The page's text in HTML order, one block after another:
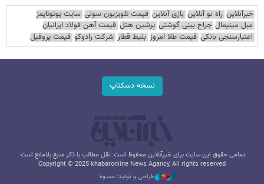
خبرآنلاین راه نو آنلاین بازی آنلاین قیمت تلویزیون سونی سایت یوتوتایمز
مبل مینیمال جراح بینی گوشتی پرشین هتل قیمت آهن فولاد ایرانیان
اعتبارسنجی بانکی قیمت طلا امروز بلیط قطار شرکت رادوکو قیمت پروفیل
نسخه دسکتاپ
تمامی حقوق این سایت برای خبرآنلاین محفوظ است. نقل مطالب با ذکر منبع بلامانع است.
Copyright © 2025 khabaronline News Agancy, All rights reserved
طراحی و تولید: نستوه